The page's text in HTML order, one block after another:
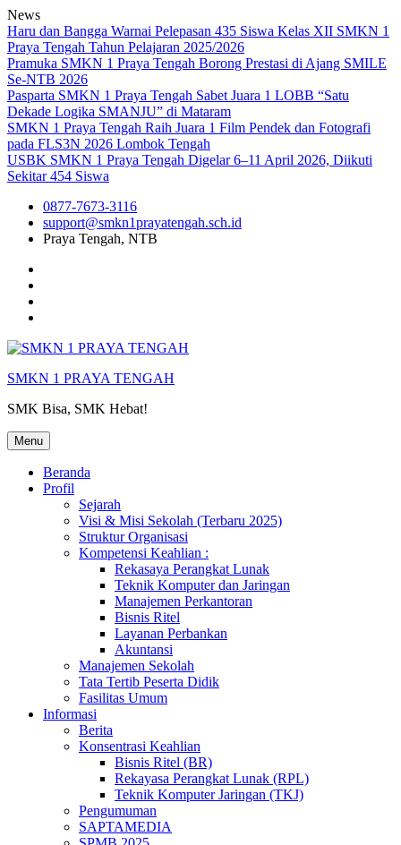
Skip
to
content
News
Haru dan Bangga Warnai Pelepasan 435 Siswa Kelas XII SMKN 1
Praya Tengah Tahun Pelajaran 2025/2026
Pramuka SMKN 1 Praya Tengah Borong Prestasi di Ajang SMILE
Se-NTB 2026
Pasparta SMKN 1 Praya Tengah Sabet Juara 1 LOBB “Satu
Dekade Logika SMANJU” di Mataram
SMKN 1 Praya Tengah Raih Juara 1 Film Pendek dan Fotografi
pada FLS3N 2026 Lombok Tengah
USBK SMKN 1 Praya Tengah Digelar 6–11 April 2026, Diikuti
Sekitar 454 Siswa
0877-7673-3116
support@smkn1prayatengah.sch.id
Praya Tengah, NTB
SMKN 1 PRAYA TENGAH
SMK Bisa, SMK Hebat!
Menu
Beranda
Profil
Sejarah
Visi & Misi Sekolah (Terbaru 2025)
Struktur Organisasi
Kompetensi Keahlian :
Rekasaya Perangkat Lunak
Teknik Komputer dan Jaringan
Manajemen Perkantoran
Bisnis Ritel
Layanan Perbankan
Akuntansi
Manajemen Sekolah
Tata Tertib Peserta Didik
Fasilitas Umum
Informasi
Berita
Konsentrasi Keahlian
Bisnis Ritel (BR)
Rekayasa Perangkat Lunak (RPL)
Teknik Komputer Jaringan (TKJ)
Pengumuman
SAPTAMEDIA